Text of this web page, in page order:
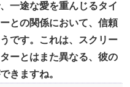
一途な愛を重んじるタイ
との関係において、信頼
です。これは、スクリー
ーとはまた異なる、彼の
きますね。